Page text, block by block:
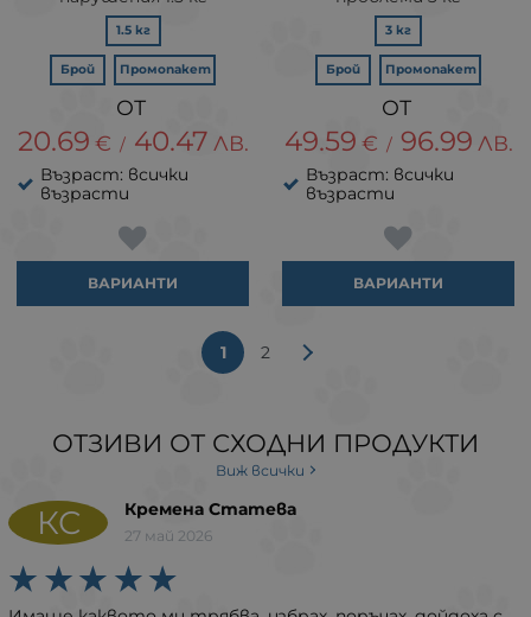
1.5 кг
Брой Промопакет
20.69 € / 40.47 ЛВ.
Възраст: всички
възрасти
ВАРИАНТИ
3 кг
Брой Промопакет
49.59 € / 96.99 ЛВ.
Възраст: всички
възрасти
ВАРИАНТИ
1 2
ОТЗИВИ ОТ СХОДНИ ПРОДУКТИ
Виж всички
КС Кремена Статева
27 май 2026